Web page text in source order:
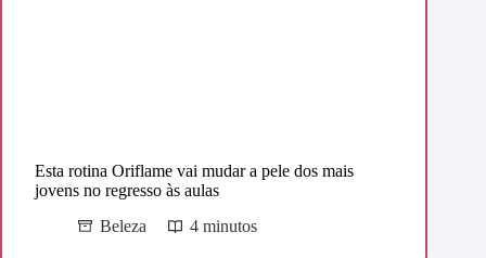
Esta rotina Oriflame vai mudar a pele dos mais
jovens no regresso às aulas
Beleza
4 minutos